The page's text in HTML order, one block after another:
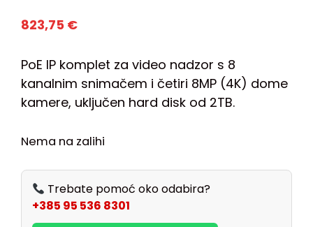
823,75 €
PoE IP komplet za video nadzor s 8
kanalnim snimačem i četiri 8MP (4K) dome
kamere, uključen hard disk od 2TB.
Nema na zalihi
Trebate pomoć oko odabira?
+385 95 536 8301